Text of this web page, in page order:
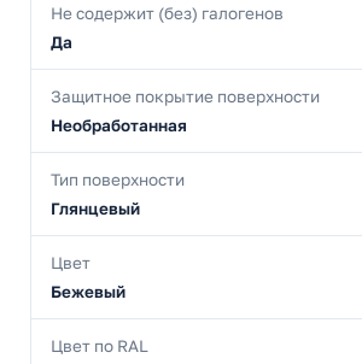
Не содержит (без) галогенов
Да
Защитное покрытие поверхности
Необработанная
Тип поверхности
Глянцевый
Цвет
Бежевый
Цвет по RAL